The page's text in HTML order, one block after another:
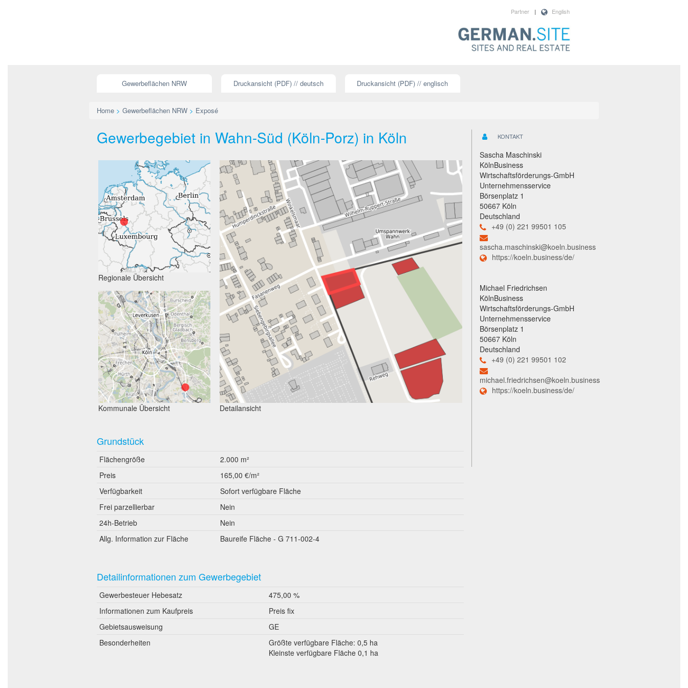
English
|
Partner
Gewerbeflächen NRW Druckansicht (PDF) // deutsch Druckansicht (PDF) // englisch
Home > Gewerbeflächen NRW > Exposé
Gewerbegebiet in Wahn-Süd (Köln-Porz) in Köln
Regionale Übersicht
Kommunale Übersicht Detailansicht
Grundstück
Flächengröße
2.000 m²
Preis
165,00 €/m²
Verfügbarkeit
Sofort verfügbare Fläche
Frei parzellierbar
Nein
24h-Betrieb
Nein
Allg. Information zur Fläche
Baureife Fläche - G 711-002-4
Detailinformationen zum Gewerbegebiet
Gewerbesteuer Hebesatz
475,00 %
Informationen zum Kaufpreis
Preis fix
Gebietsausweisung
GE
Besonderheiten
Größte verfügbare Fläche: 0,5 ha
Kleinste verfügbare Fläche 0,1 ha
KONTAKT
Sascha Maschinski
KölnBusiness
Wirtschaftsförderungs-GmbH
Unternehmensservice
Börsenplatz 1
50667 Köln
Deutschland
+49 (0) 221 99501 105
sascha.maschinski@koeln.business
https://koeln.business/de/
Michael Friedrichsen
KölnBusiness
Wirtschaftsförderungs-GmbH
Unternehmensservice
Börsenplatz 1
50667 Köln
Deutschland
+49 (0) 221 99501 102
michael.friedrichsen@koeln.business
https://koeln.business/de/